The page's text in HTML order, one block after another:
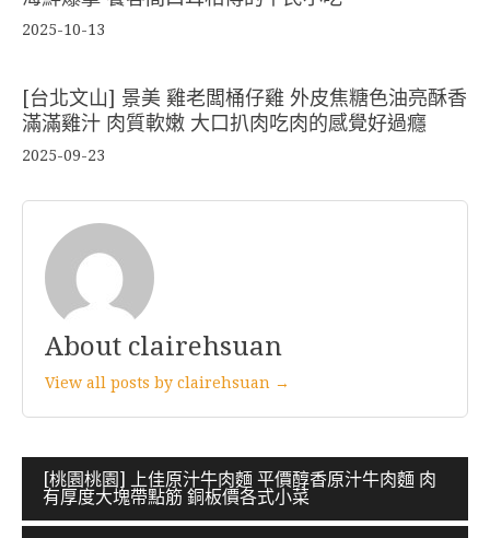
2025-10-13
[台北文山] 景美 雞老闆桶仔雞 外皮焦糖色油亮酥香
滿滿雞汁 肉質軟嫩 大口扒肉吃肉的感覺好過癮
2025-09-23
About clairehsuan
View all posts by clairehsuan →
文
章
[桃園桃園] 上佳原汁牛肉麵 平價醇香原汁牛肉麵 肉
有厚度大塊帶點筋 銅板價各式小菜